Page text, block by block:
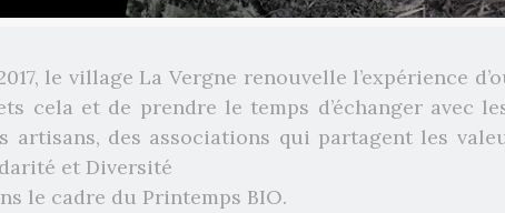
le village La Vergne renouvelle l’expérience
cela et de prendre le temps d’échanger avec
artisans, des associations qui partagent les
et Diversité
le cadre du Printemps BIO.